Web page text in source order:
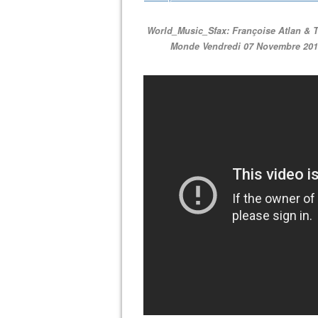
World_Music_Sfax: Françoise Atlan &
Monde Vendredi 07 Novembre